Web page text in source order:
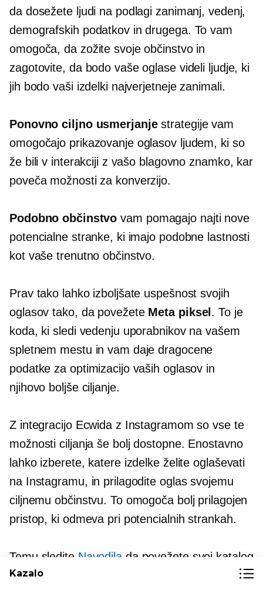
da dosežete ljudi na podlagi zanimanj, vedenj,
demografskih podatkov in drugega. To vam
omogoča, da zožite svoje občinstvo in
zagotovite, da bodo vaše oglase videli ljudje, ki
jih bodo vaši izdelki najverjetneje zanimali.
Ponovno ciljno usmerjanjestrategije vam
omogočajo prikazovanje oglasov ljudem, ki so
že bili v interakciji z vašo blagovno znamko, kar
poveča možnosti za konverzijo.
Podobno občinstvo vam pomagajo najti nove
potencialne stranke, ki imajo podobne lastnosti
kot vaše trenutno občinstvo.
Prav tako lahko izboljšate uspešnost svojih
oglasov tako, da povežete Meta piksel . To je
koda, ki sledi vedenju uporabnikov na vašem
spletnem mestu in vam daje dragocene
podatke za optimizacijo vaših oglasov in
njihovo boljše ciljanje.
Z integracijo Ecwida z Instagramom so vse te
možnosti ciljanja še bolj dostopne. Enostavno
lahko izberete, katere izdelke želite oglaševati
na Instagramu, in prilagodite oglas svojemu
ciljnemu občinstvu. To omogoča bolj prilagojen
pristop, ki odmeva pri potencialnih strankah.
Temu sledite Navodila da povežete svoj katalog
izdelkov Ecwid s Facebookom in začnete
Kazalo